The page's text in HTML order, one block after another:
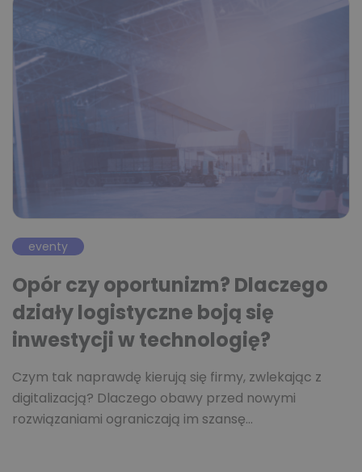
eventy
Opór czy oportunizm? Dlaczego
działy logistyczne boją się
inwestycji w technologię?
Czym tak naprawdę kierują się firmy, zwlekając z
digitalizacją? Dlaczego obawy przed nowymi
rozwiązaniami ograniczają im szansę…